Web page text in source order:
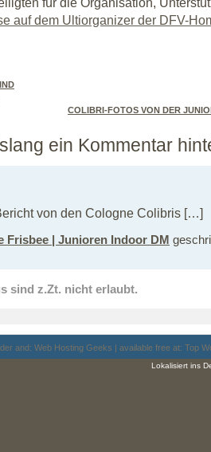
auf dem Ultiorganizer der DFV-
COLIBRI-FOTOS VON DER
ein Kommentar
von den Cologne Colibris […]
Frisbee | Junioren Indoor DM
sind z.Zt. nicht erlaubt.
and: Web Hosting Geeks | available free at: Top
Lokalisiert ins